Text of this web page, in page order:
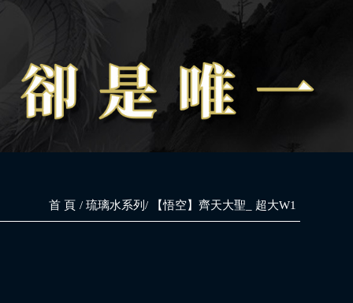
首 頁 琉璃水系列 【悟空】齊天大聖_ 超大W1